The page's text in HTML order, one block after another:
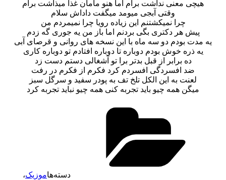
هیچی معنی نداشت برام اما هنو مامان غذا میذاشت برام
وقتی آبجی میومد میگفت داداش سلام
چرا نمیکشتنم این زیاده رویا چرا نمیمردم من
پیش هر دکتری بگی بردنم اما باز من یه جوری گه زدم
یه مدت بودم دو سه ماه با این نسخه های روانی و قرصای آبی
یه ذره خوش بودم دوباره تا دوباره افتادم تو دوباره کاری
ده برابر از قبل بدتر برا تو آشغالی دستم دست زد
ضد افسردگی افسردم کرد فکرم از فکرم در رفت
لعنت به این الکل تلخ تف به پودر سفید و سرگل سبز
میگن همه چیو باید تجربه کنی همه چیو نباید تجربه کرد
دسته‌هاموزیک،